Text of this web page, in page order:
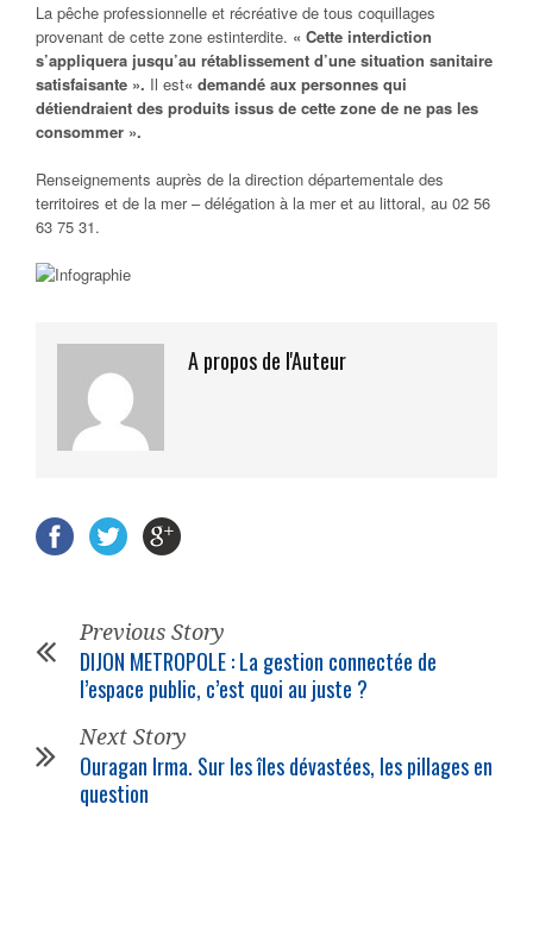
La pêche professionnelle et récréative de tous coquillages
provenant de cette zone estinterdite. « Cette interdiction
s’appliquera jusqu’au rétablissement d’une situation sanitaire
satisfaisante ». Il est« demandé aux personnes qui
détiendraient des produits issus de cette zone de ne pas les
consommer ».
Renseignements auprès de la direction départementale des
territoires et de la mer – délégation à la mer et au littoral, au 02 56
63 75 31.
A propos de l'Auteur
Previous Story
DIJON METROPOLE : La gestion connectée de
l’espace public, c’est quoi au juste ?
Next Story
Ouragan Irma. Sur les îles dévastées, les pillages en
question